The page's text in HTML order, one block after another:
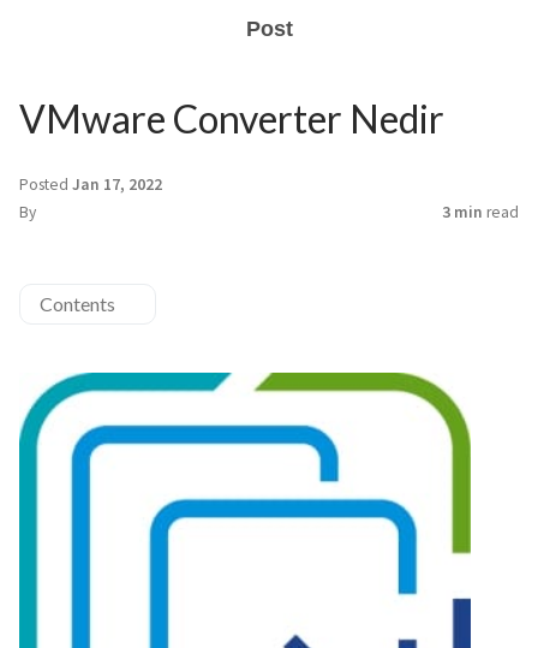
Post
VMware Converter Nedir
Posted Jan 17, 2022
By
3 min read
Contents